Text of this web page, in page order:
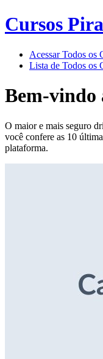
Cursos
Acessar Todos os
Lista de Todos os
Bem-vindo
O maior e mais seguro
você confere as 10
plataforma.